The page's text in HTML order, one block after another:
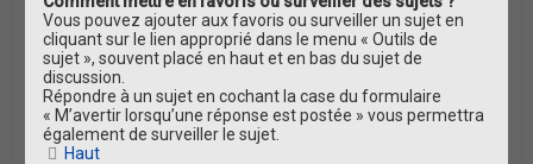
Vous pouvez ajouter aux favoris ou surveiller un sujet en
cliquant sur le lien approprié dans le menu « Outils de
sujet », souvent placé en haut et en bas du sujet de
discussion.
Répondre à un sujet en cochant la case du formulaire
« M’avertir lorsqu’une réponse est postée » vous permettra
également de surveiller le sujet.
Haut